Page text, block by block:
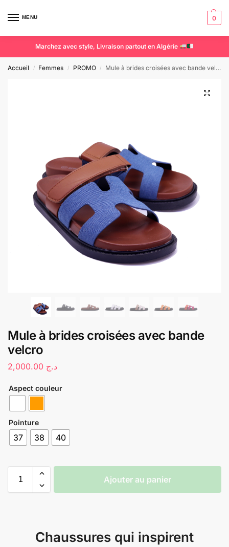
MENU 0
Marchez avec style, Livraison partout en Algérie
Accueil / Femmes / PROMO / Mule à brides croisées avec bande velcro
Mule à brides croisées avec bande
velcro
د.ج
Aspect couleur
Pointure
37 38 40
Ajouter au panier
Chaussures qui inspirent